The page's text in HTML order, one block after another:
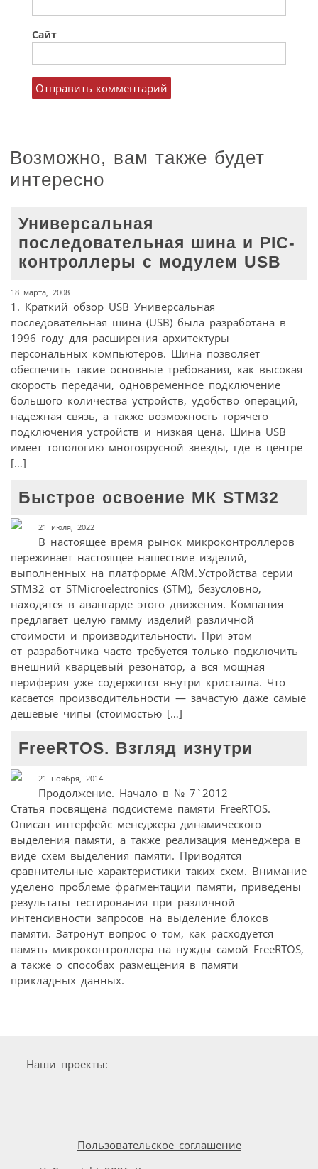
Сайт
Возможно, вам также будет
интересно
Универсальная
последовательная шина и PIC-
контроллеры с модулем USB
18 марта, 2008
1. Краткий обзор USB Универсальная
последовательная шина (USB) была разработана в
1996 году для расширения архитектуры
персональных компьютеров. Шина позволяет
обеспечить такие основные требования, как высокая
скорость передачи, одновременное подключение
большого количества устройств, удобство операций,
надежная связь, а также возможность горячего
подключения устройств и низкая цена. Шина USB
имеет топологию многоярусной звезды, где в центре
[…]
Быстрое освоение МК STM32
21 июля, 2022
В настоящее время рынок микроконтроллеров
переживает настоящее нашествие изделий,
выполненных на платформе ARM. Устройства серии
STM32 от STMicroelectronics (STM), безусловно,
находятся в авангарде этого движения. Компания
предлагает целую гамму изделий различной
стоимости и производительности. При этом
от разработчика часто требуется только подключить
внешний кварцевый резонатор, а вся мощная
периферия уже содержится внутри кристалла. Что
касается производительности — зачастую даже самые
дешевые чипы (стоимостью […]
FreeRTOS. Взгляд изнутри
21 ноября, 2014
Продолжение. Начало в № 7`2012
Статья посвящена подсистеме памяти FreeRTOS.
Описан интерфейс менеджера динамического
выделения памяти, а также реализация менеджера в
виде схем выделения памяти. Приводятся
сравнительные характеристики таких схем. Внимание
уделено проблеме фрагментации памяти, приведены
результаты тестирования при различной
интенсивности запросов на выделение блоков
памяти. Затронут вопрос о том, как расходуется
память микроконтроллера на нужды самой FreeRTOS,
а также о способах размещения в памяти
прикладных данных.
Наши проекты:
Пользовательское соглашение